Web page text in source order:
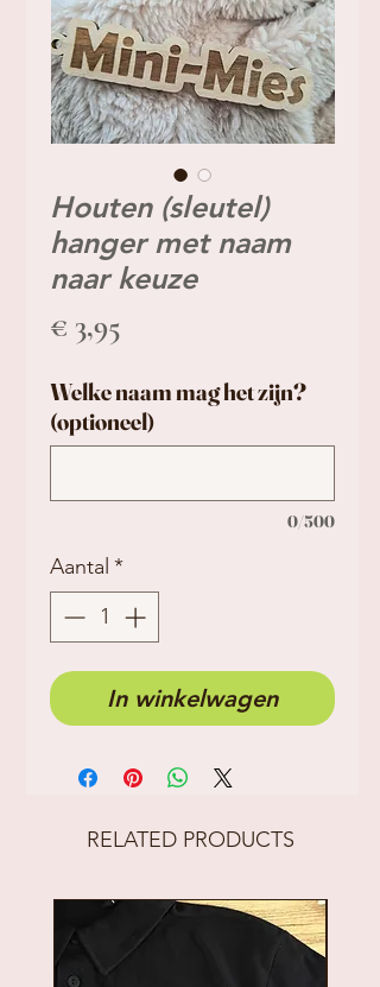
Houten (sleutel)
hanger met naam
naar keuze
€ 3,95
Welke naam mag het zijn?
(optioneel)
0/500
Aantal *
In winkelwagen
RELATED PRODUCTS